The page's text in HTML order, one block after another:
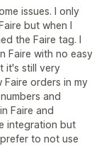
issues. I only
but when I
the Faire tag. I
Faire with no easy
it's still very
Faire orders in my
and
Faire and
integration but
to not use